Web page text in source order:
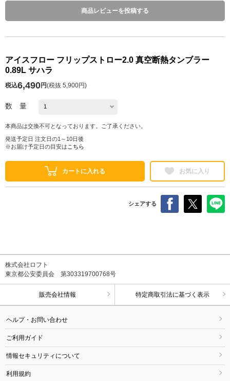
商品レビューを投稿する
アイスフロー フリップストロー2.0 真空断熱タンブラー
0.89L サハラ
税込6,490円(税抜 5,900円)
数 量
本商品は交換不可となっております。ご了承ください。
発送予定日 注文日の1～10日後
※お届け予定日の目安は こちら
カートに入れる お気に入り
シェアする
株式会社ロフト
東京都公安委員会 第303319700768号
販売会社情報 特定商取引法に基づく表示
ヘルプ・お問い合わせ
ご利用ガイド
情報セキュリティについて
利用規約